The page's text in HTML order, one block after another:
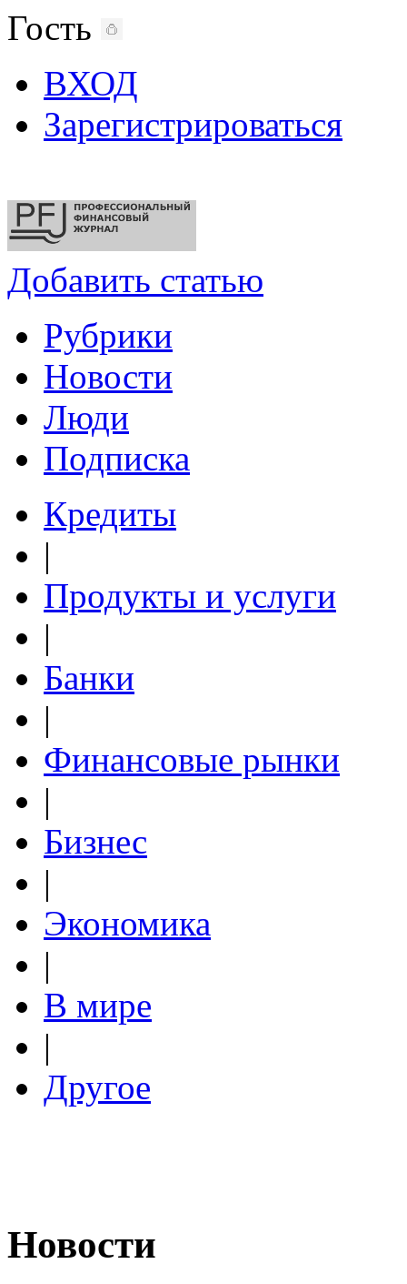
Гость
ВХОД
Зарегистрироваться
Добавить статью
Рубрики
Новости
Люди
Подписка
Кредиты
|
Продукты и услуги
|
Банки
|
Финансовые рынки
|
Бизнес
|
Экономика
|
В мире
|
Другое
Новости